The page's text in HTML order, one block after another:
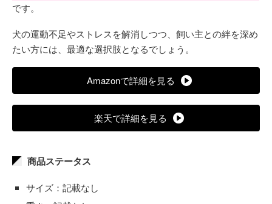
です。
犬の運動不足やストレスを解消しつつ、飼い主との絆を深め
たい方には、最適な選択肢となるでしょう。
Amazonで詳細を見る
楽天で詳細を見る
商品ステータス
サイズ：記載なし